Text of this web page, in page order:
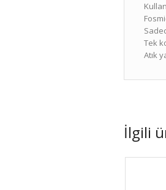
Tek
Atık
İlgili